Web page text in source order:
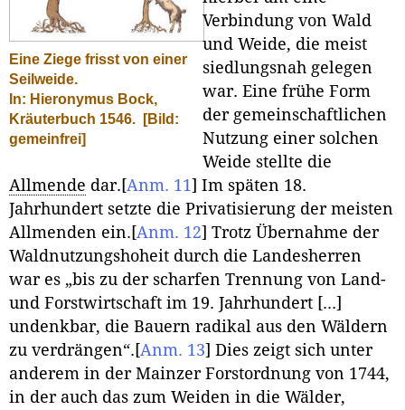
Eine Ziege frisst von einer
Seilweide.
In: Hieronymus Bock,
Kräuterbuch 1546.
[Bild:
gemeinfrei]
Verbindung von Wald
und Weide, die meist
siedlungsnah gelegen
war. Eine frühe Form
der gemeinschaftlichen
Nutzung einer solchen
Weide stellte die
Allmende dar. [Anm. 11] Im späten 18.
Jahrhundert setzte die Privatisierung der meisten
Allmenden ein. [Anm. 12] Trotz Übernahme der
Waldnutzungshoheit durch die Landesherren
war es „bis zu der scharfen Trennung von Land-
und Forstwirtschaft im 19. Jahrhundert [...]
undenkbar, die Bauern radikal aus den Wäldern
zu verdrängen“. [Anm. 13] Dies zeigt sich unter
anderem in der Mainzer Forstordnung von 1744,
in der auch das zum Weiden in die Wälder,